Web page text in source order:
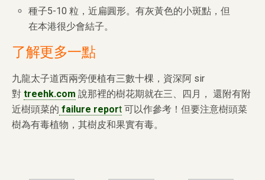
種子5-10 粒，近扁圓形。有灰黃色的小斑點，但
在本港很少會結子。
了解更多一點
九龍太子道西兩旁便植有三數十棵，資深阿 sir
對 treehk.com 說那裡的樹花期就在三、四月， 還附有附
近樹頭菜的 failure report 可以作參考！但要注意樹頭菜
樹為有毒植物，其樹皮和果實有毒。